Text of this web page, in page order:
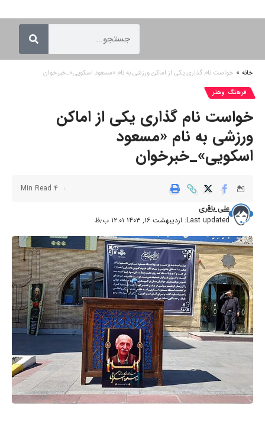
خانه » خواست نام گذاری یکی از اماکن ورزشی به نام «مسعود اسکویی»_خبرخوان
فرهنگ وهنر
خواست نام گذاری یکی از اماکن
ورزشی به نام «مسعود
اسکویی»_خبرخوان
Last updated: اردیبهشت ۱۶, ۱۴۰۳ ۱۲:۰۱ ب٫ظ
علی باقری
4 Min Read